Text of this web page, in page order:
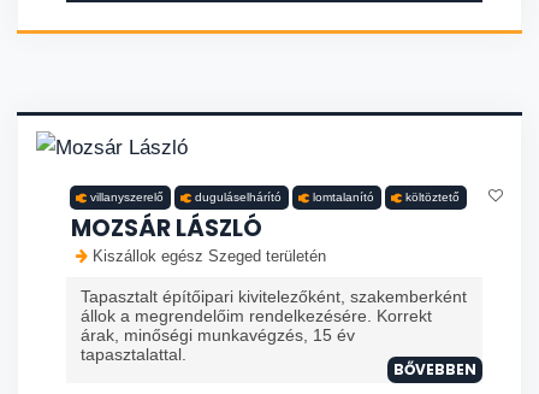
villanyszerelő duguláselhárító lomtalanító költöztető
MOZSÁR LÁSZLÓ
Kiszállok egész Szeged területén
Tapasztalt építőipari kivitelezőként, szakemberként
állok a megrendelőim rendelkezésére. Korrekt
árak, minőségi munkavégzés, 15 év
tapasztalattal.
BŐVEBBEN